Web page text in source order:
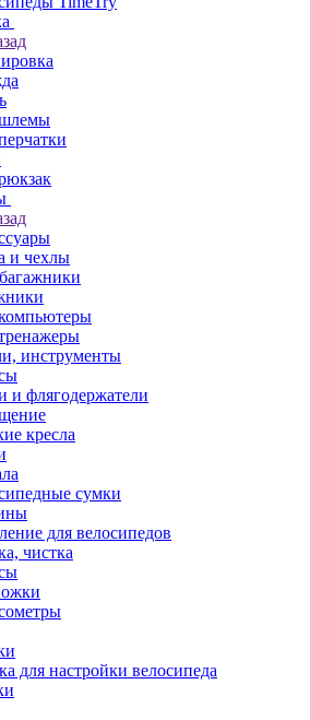
и чехлы
инструменты
и флягодержатели
кресла
сумки
для велосипедов
чистка
для настройки велосипеда